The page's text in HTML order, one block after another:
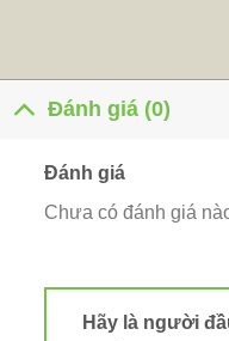
Đánh giá (0)
Đánh giá
Chưa có đánh giá
Hãy là người